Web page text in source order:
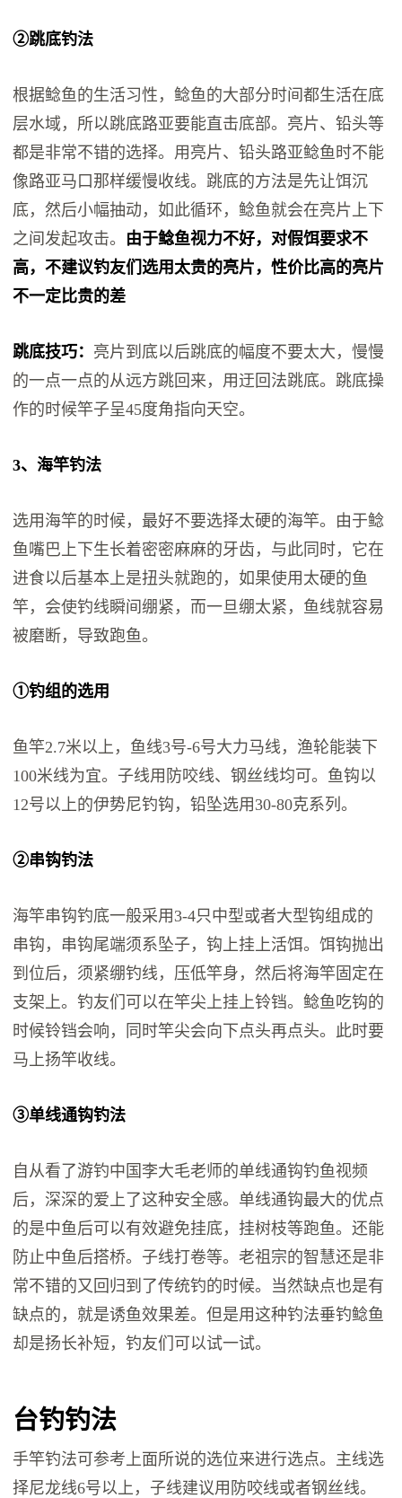
②跳底钓法
根据鲶鱼的生活习性，鲶鱼的大部分时间都生活在底
层水域，所以跳底路亚要能直击底部。亮片、铅头等
都是非常不错的选择。用亮片、铅头路亚鲶鱼时不能
像路亚马口那样缓慢收线。跳底的方法是先让饵沉
底，然后小幅抽动，如此循环，鲶鱼就会在亮片上下
之间发起攻击。 由于鲶鱼视力不好，对假饵要求不
高，不建议钓友们选用太贵的亮片，性价比高的亮片
不一定比贵的差
跳底技巧： 亮片到底以后跳底的幅度不要太大，慢慢
的一点一点的从远方跳回来，用迂回法跳底。跳底操
作的时候竿子呈45度角指向天空。
3、海竿钓法
选用海竿的时候，最好不要选择太硬的海竿。由于鲶
鱼嘴巴上下生长着密密麻麻的牙齿，与此同时，它在
进食以后基本上是扭头就跑的，如果使用太硬的鱼
竿，会使钓线瞬间绷紧，而一旦绷太紧，鱼线就容易
被磨断，导致跑鱼。
①钓组的选用
鱼竿2.7米以上，鱼线3号-6号大力马线，渔轮能装下
100米线为宜。子线用防咬线、钢丝线均可。鱼钩以
12号以上的伊势尼钓钩，铅坠选用30-80克系列。
②串钩钓法
海竿串钩钓底一般采用3-4只中型或者大型钩组成的
串钩，串钩尾端须系坠子，钩上挂上活饵。饵钩抛出
到位后，须紧绷钓线，压低竿身，然后将海竿固定在
支架上。钓友们可以在竿尖上挂上铃铛。鲶鱼吃钩的
时候铃铛会响，同时竿尖会向下点头再点头。此时要
马上扬竿收线。
③单线通钩钓法
自从看了游钓中国李大毛老师的单线通钩钓鱼视频
后，深深的爱上了这种安全感。单线通钩最大的优点
的是中鱼后可以有效避免挂底，挂树枝等跑鱼。还能
防止中鱼后搭桥。子线打卷等。老祖宗的智慧还是非
常不错的又回归到了传统钓的时候。当然缺点也是有
缺点的，就是诱鱼效果差。但是用这种钓法垂钓鲶鱼
却是扬长补短，钓友们可以试一试。
台钓钓法
手竿钓法可参考上面所说的选位来进行选点。主线选
择尼龙线6号以上，子线建议用防咬线或者钢丝线。